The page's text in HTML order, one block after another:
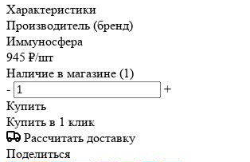
Характеристики
Производитель (бренд)
Иммуносфера
945 ₽/шт
Наличие в магазине (1)
-
+
Купить
Купить в 1 клик
Рассчитать доставку
Поделиться